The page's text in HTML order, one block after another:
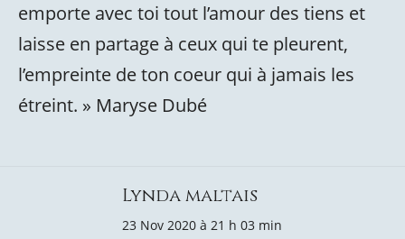
emporte avec toi tout l’amour des tiens et
laisse en partage à ceux qui te pleurent,
l’empreinte de ton coeur qui à jamais les
étreint. » Maryse Dubé
Lynda maltais
23 Nov 2020 à 21 h 03 min